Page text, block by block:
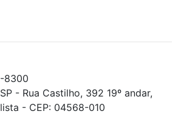
8300
- Rua Castilho, 392 19º andar,
- CEP: 04568-010